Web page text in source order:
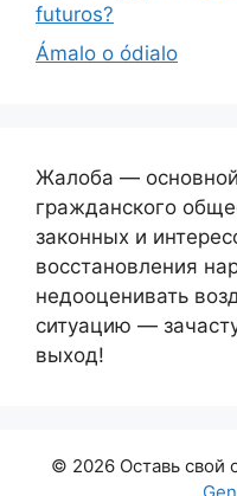
futuros?
Ámalo o ódialo
Жалоба —
гражданского
законных и
восстановления
недооценивать
ситуацию —
выход!
© 2026 Оставь свой